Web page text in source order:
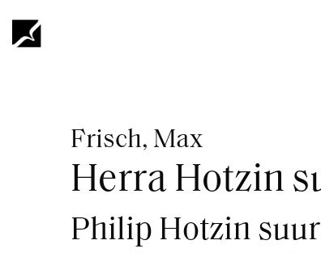
till
huvudinnehåll
Frisch, Max
Herra Hotzin
Philip Hotzin